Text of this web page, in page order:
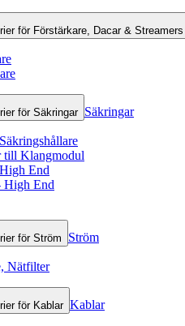
för Förstärkare, Dacar & Streamers
för Säkringar Säkringar
till Klangmodul
End
High End
för Ström Ström
Nätfilter
för Kablar Kablar